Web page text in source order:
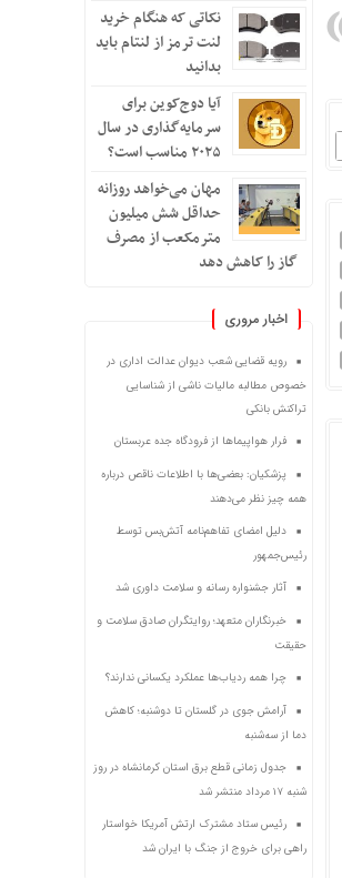
نکاتی که هنگام خرید
لنت ترمز از لنتام باید
بدانید
آیا دوج‌کوین برای
سرمایه‌گذاری در سال
۲۰۲۵ مناسب است؟
مهان می‌خواهد روزانه
حداقل شش میلیون
مترمکعب از مصرف
گاز را کاهش دهد
اخبار مروری
رویه قضایی شعب دیوان عدالت اداری در
خصوص مطالبه مالیات ناشی از شناسایی
تراکنش بانکی
فرار هواپیماها از فرودگاه جده عربستان
پزشکیان: بعضی‌ها با اطلاعات ناقص درباره
همه چیز نظر می‌دهند
دلیل امضای تفاهم‌نامه آتش‌بس توسط
رئیس‌جمهور
آثار جشنواره رسانه و سلامت داوری شد
خبرنگاران متعهد؛ روایتگران صادق سلامت و
حقیقت
چرا همه ردیاب‌ها عملکرد یکسانی ندارند؟
آرامش جوی در گلستان تا دوشنبه؛ کاهش
دما از سه‌شنبه
جدول زمانی قطع برق استان کرمانشاه در روز
شنبه ۱۷ مرداد منتشر شد
رئیس ستاد مشترک ارتش آمریکا خواستار
راهی برای خروج از جنگ با ایران شد